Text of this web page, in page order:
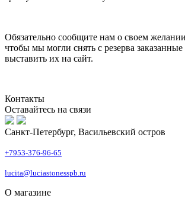
Обязательно сообщите нам о своем
чтобы мы могли снять с резерва
выставить их на сайт.
Контакты
Оставайтесь на связи
Санкт-Петербург, Васильевский остров
+7953-376-96-65
lucita@luciastonesspb.ru
О магазине